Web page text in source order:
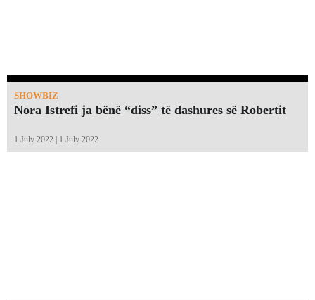
SHOWBIZ
Nora Istrefi ja bënë “diss” të dashures së Robertit
1 July 2022 | 1 July 2022